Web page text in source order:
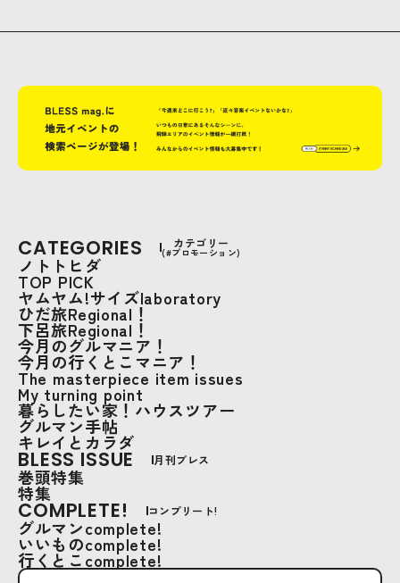
CATEGORIES カテゴリー
(#プロモーション)
ノトトヒダ
TOP PICK
ヤムヤム!サイズlaboratory
ひだ旅Regional！
下呂旅Regional！
今月のグルマニア！
今月の行くとこマニア！
The masterpiece item issues
My turning point
暮らしたい家！ハウスツアー
グルマン手帖
キレイとカラダ
BLESS ISSUE 月刊ブレス
巻頭特集
特集
COMPLETE! コンプリート!
グルマンcomplete!
いいものcomplete!
行くとこcomplete!